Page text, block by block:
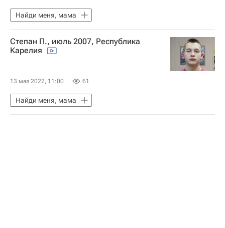
Найди меня, мама
Степан П., июль 2007, Республика
Карелия
13 мая 2022, 11:00 61
Найди меня, мама